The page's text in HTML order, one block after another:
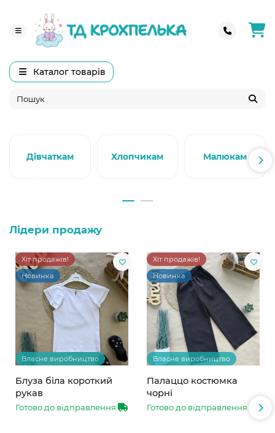
Каталог товарів
Дівчаткам Хлопчикам Малюкам
Лідери продажу
Хіт продажів!
Новинка
Власне виробництво
Блуза біла короткий
рукав
Готово до відправлення
Хіт продажів!
Новинка
Власне виробництво
Палаццо костюмка
чорні
Готово до відправлення